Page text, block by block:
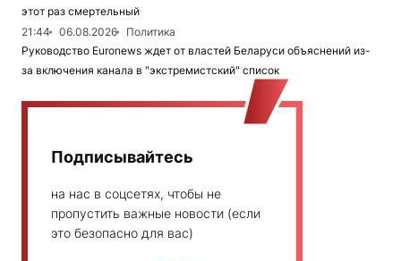
этот раз смертельный
21:44
06.08.2026
Политика
Руководство Euronews ждет от властей Беларуси объяснений из-
за включения канала в "экстремистский" список
Подписывайтесь
на нас в соцсетях, чтобы не
пропустить важные новости (если
это безопасно для вас)